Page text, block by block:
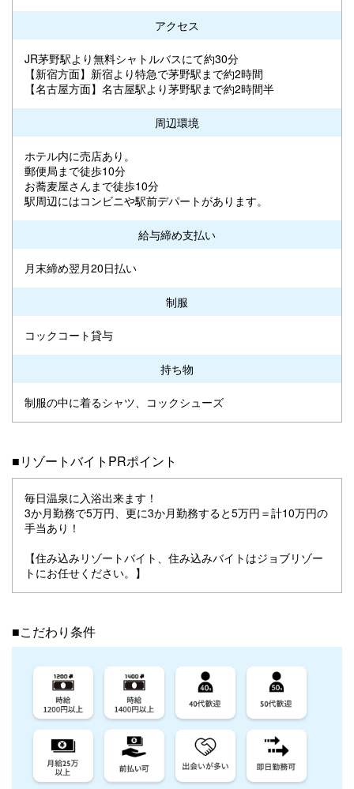
アクセス
JR茅野駅より無料シャトルバスにて約30分
【新宿方面】新宿より特急で茅野駅まで約2時間
【名古屋方面】名古屋駅より茅野駅まで約2時間半
周辺環境
ホテル内に売店あり。
郵便局まで徒歩10分
お蕎麦屋さんまで徒歩10分
駅周辺にはコンビニや駅前デパートがあります。
給与締め支払い
月末締め翌月20日払い
制服
コックコート貸与
持ち物
制服の中に着るシャツ、コックシューズ
■リゾートバイトPRポイント
毎日温泉に入浴出来ます！
3か月勤務で5万円、更に3か月勤務すると5万円＝計10万円の
手当あり！
【住み込みリゾートバイト、住み込みバイトはジョブリゾー
トにお任せください。】
■こだわり条件